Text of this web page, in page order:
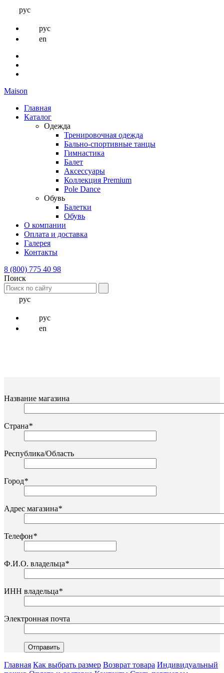
рус
рус
en
Maison
Главная
Каталог
Одежда
Тренировочная одежда
Бально-спортивные танцы
Гимнастика
Балет
Аксессуары
Коллекция Premium
Pole Dance
Обувь
Балетки
Обувь
О компании
Оплата и доставка
Галерея
Контакты
8 (800) 775 40 98
Поиск
рус
рус
en
Название магазина
Страна*
Республика/Область
Город*
Адрес магазина*
Телефон*
Ф.И.О. владельца*
ИНН владельца*
Электронная почта
Главная Как выбрать размер Возврат товара Индивидуальный